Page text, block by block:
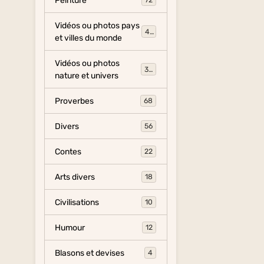
Vidéos ou photos pays
et villes du monde
454
Vidéos ou photos
nature et univers
325
Proverbes 68
Divers 56
Contes 22
Arts divers 18
Civilisations 10
Humour 12
Blasons et devises 4